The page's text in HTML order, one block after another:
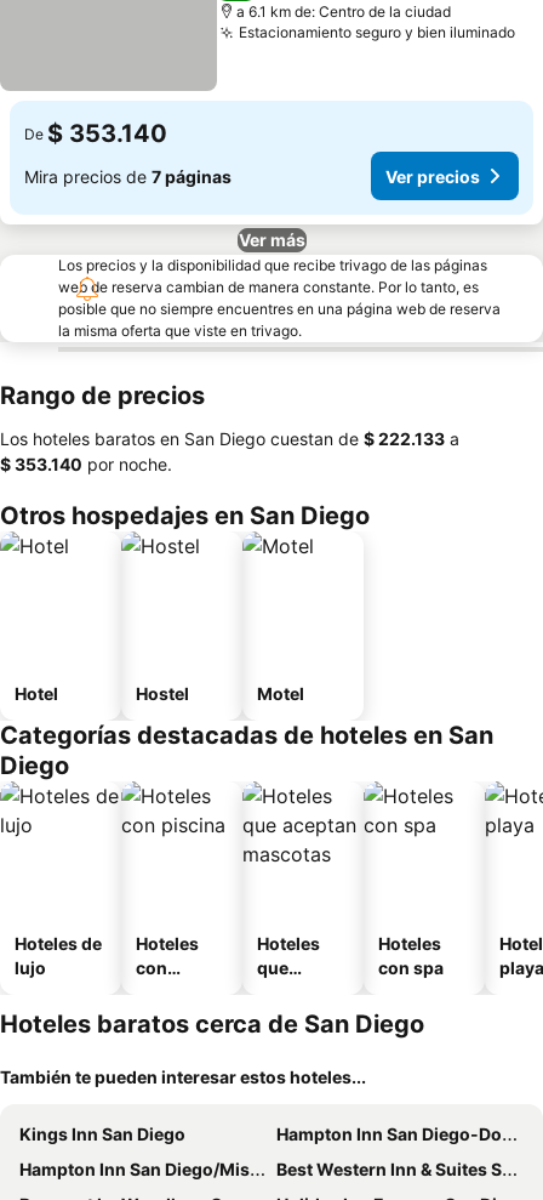
a 6.1 km de: Centro de la ciudad
Estacionamiento seguro y bien iluminado
De $ 353.140
Mira precios de 7 páginas Ver precios
Ver más
Los precios y la disponibilidad que recibe trivago de las páginas
web de reserva cambian de manera constante. Por lo tanto, es
posible que no siempre encuentres en una página web de reserva
la misma oferta que viste en trivago.
Rango de precios
Los hoteles baratos en San Diego cuestan de ‎$ 222.133 a
‎$ 353.140 por noche.
Otros hospedajes en San Diego
Hotel Hostel Motel
Categorías destacadas de hoteles en San
Diego
Hoteles de
lujo
Hoteles
con
Hoteles
que
mascotas
Hoteles
con spa
playa
Hoteles baratos cerca de San Diego
También te pueden interesar estos hoteles...
Kings Inn San Diego
Hampton Inn San Diego-Downtown
Hampton Inn San Diego/Mission Valley
Best Western Inn & Suites San Diego – Zoo/SeaWorld Area